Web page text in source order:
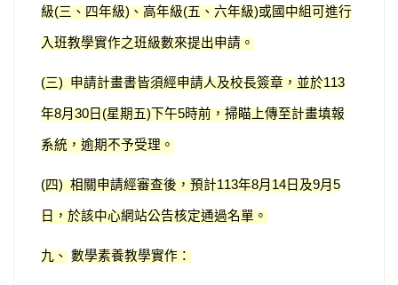
級(三、四年級)、高年級(五、六年級)或國中組可進行
入班教學實作之班級數來提出申請。
(三) 申請計畫書皆須經申請人及校長簽章，並於113
年8月30日(星期五)下午5時前，掃瞄上傳至計畫填報
系統，逾期不予受理。
(四) 相關申請經審查後，預計113年8月14日及9月5
日，於該中心網站公告核定通過名單。
九、 數學素養教學實作：